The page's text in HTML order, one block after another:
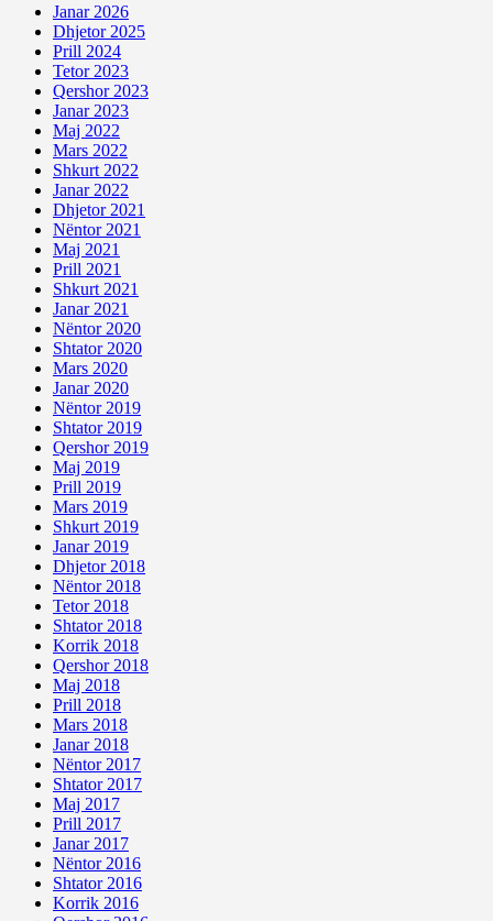
Janar 2026
Dhjetor 2025
Prill 2024
Tetor 2023
Qershor 2023
Janar 2023
Maj 2022
Mars 2022
Shkurt 2022
Janar 2022
Dhjetor 2021
Nëntor 2021
Maj 2021
Prill 2021
Shkurt 2021
Janar 2021
Nëntor 2020
Shtator 2020
Mars 2020
Janar 2020
Nëntor 2019
Shtator 2019
Qershor 2019
Maj 2019
Prill 2019
Mars 2019
Shkurt 2019
Janar 2019
Dhjetor 2018
Nëntor 2018
Tetor 2018
Shtator 2018
Korrik 2018
Qershor 2018
Maj 2018
Prill 2018
Mars 2018
Janar 2018
Nëntor 2017
Shtator 2017
Maj 2017
Prill 2017
Janar 2017
Nëntor 2016
Shtator 2016
Korrik 2016